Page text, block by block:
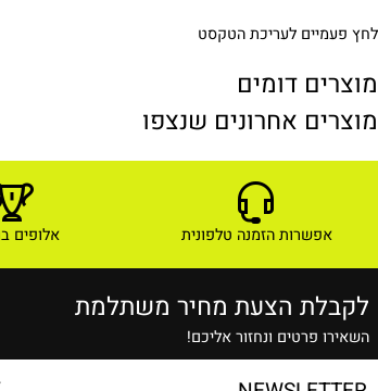
דומים
אחרונים שנצפו
הזמנה טלפונית אלופים בתחום
הצעת מחיר משתלמת
ונחזור אליכם!